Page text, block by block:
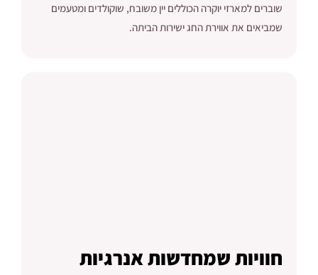
שוברים למארזי יוקרה הכוללים יין משובח, שוקולדים ומטעמים
שמביאים את אווירת החג ישירות הביתה.
חוויות שמחדשות אנרגיות